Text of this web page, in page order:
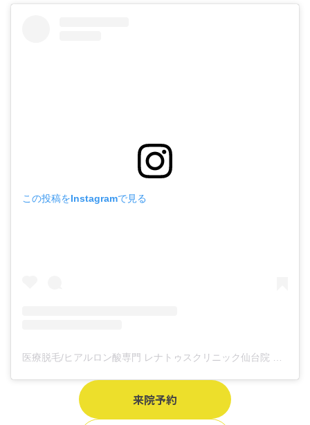
この投稿をInstagramで見る
医療脱毛/ヒアルロン酸専門 レナトゥスクリニック仙台院 高橋希(@renaclisendai)がシェアした投稿
来院予約